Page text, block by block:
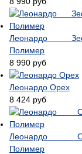
Леонардо
Полимер
8 990 руб
Леонардо Орех
8 424 руб
Леонардо
Полимер